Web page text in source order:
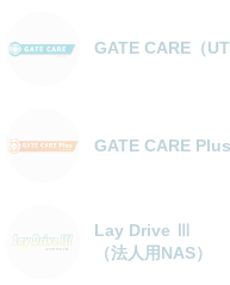
GATE CARE（
GATE CARE
Lay Drive Ⅲ
（法人用NAS）